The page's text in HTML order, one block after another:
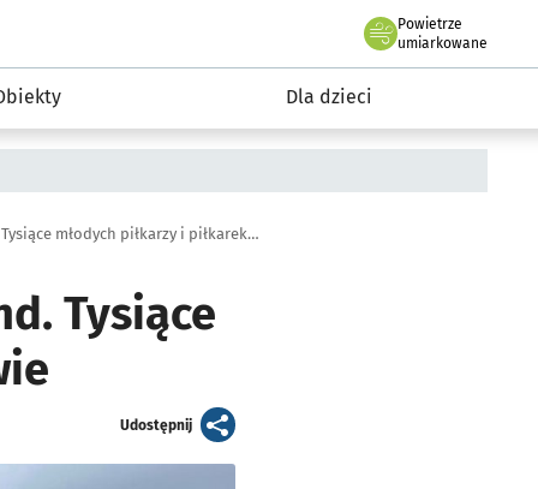
rekreacja
Powietrze
we Wrocławiu
umiarkowane
Dla dzieci
Tarczyński Arena Cup wraca w weekend. Tysiące młodych piłkarzy i piłkarek na murawie
Tysiące
Udostępnijartykuł